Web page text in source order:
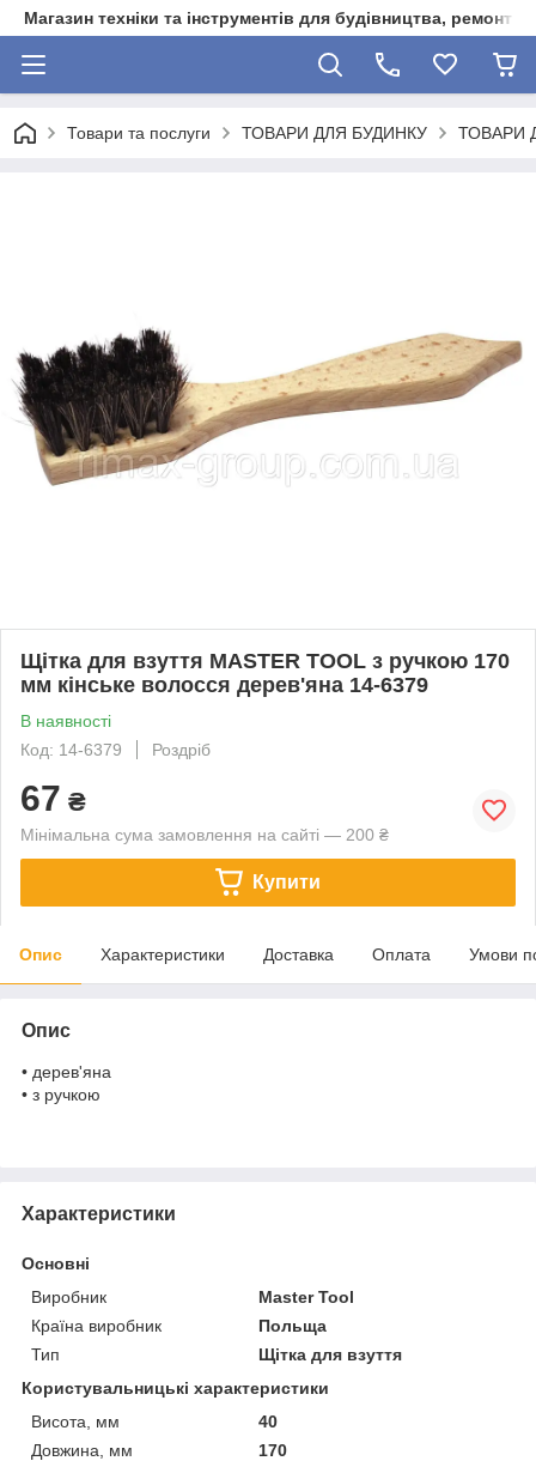
Магазин техніки та інструментів для будівництва, ремонту,
Товари та послуги ТОВАРИ ДЛЯ БУДИНКУ ТОВАРИ
Щітка для взуття MASTER TOOL з ручкою 170
мм кінське волосся дерев'яна 14-6379
В наявності
Код: 14-6379
Роздріб
67 ₴
Мінімальна сума замовлення на сайті — 200 ₴
Купити
Опис Характеристики Доставка Оплата Умови
Опис
• дерев'яна
• з ручкою
Характеристики
Основні
Виробник
Master Tool
Країна виробник
Польща
Тип
Щітка для взуття
Користувальницькі характеристики
Висота, мм
40
Довжина, мм
170